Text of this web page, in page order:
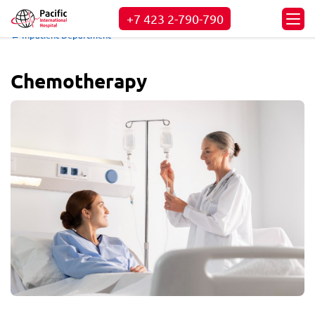
+7 423 2-790-790
← Inpatient Department
Chemotherapy